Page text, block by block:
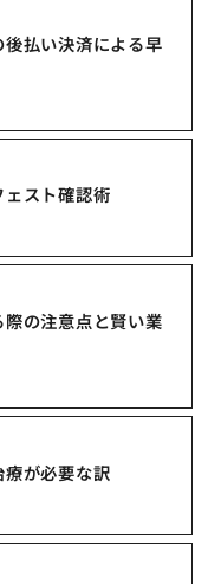
払い決済による早
スト確認術
の注意点と賢い業
が必要な訳